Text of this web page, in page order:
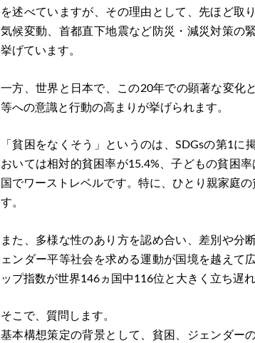
を述べていますが、その理由として、先ほど取
気候変動、首都直下地震など防災・減災対策の
挙げています。
一方、世界と日本で、この20年での顕著な変化
等への意識と行動の高まりが挙げられます。
「貧困をなくそう」というのは、SDGsの第1
おいては相対的貧困率が15.4%、子どもの貧困
国でワーストレベルです。特に、ひとり親家庭
す。
また、多様な性のあり方を認め合い、差別や分
ェンダー平等社会を求める運動が国境を越えて
ップ指数が世界146ヵ国中116位と大きく立ち遅
そこで、質問します。
基本構想策定の背景として、貧困、ジェンダー